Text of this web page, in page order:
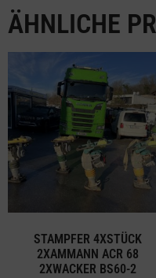
ÄHNLICHE
STAMPFER 4XSTÜCK
2XAMMANN ACR 68
2XWACKER BS60-2